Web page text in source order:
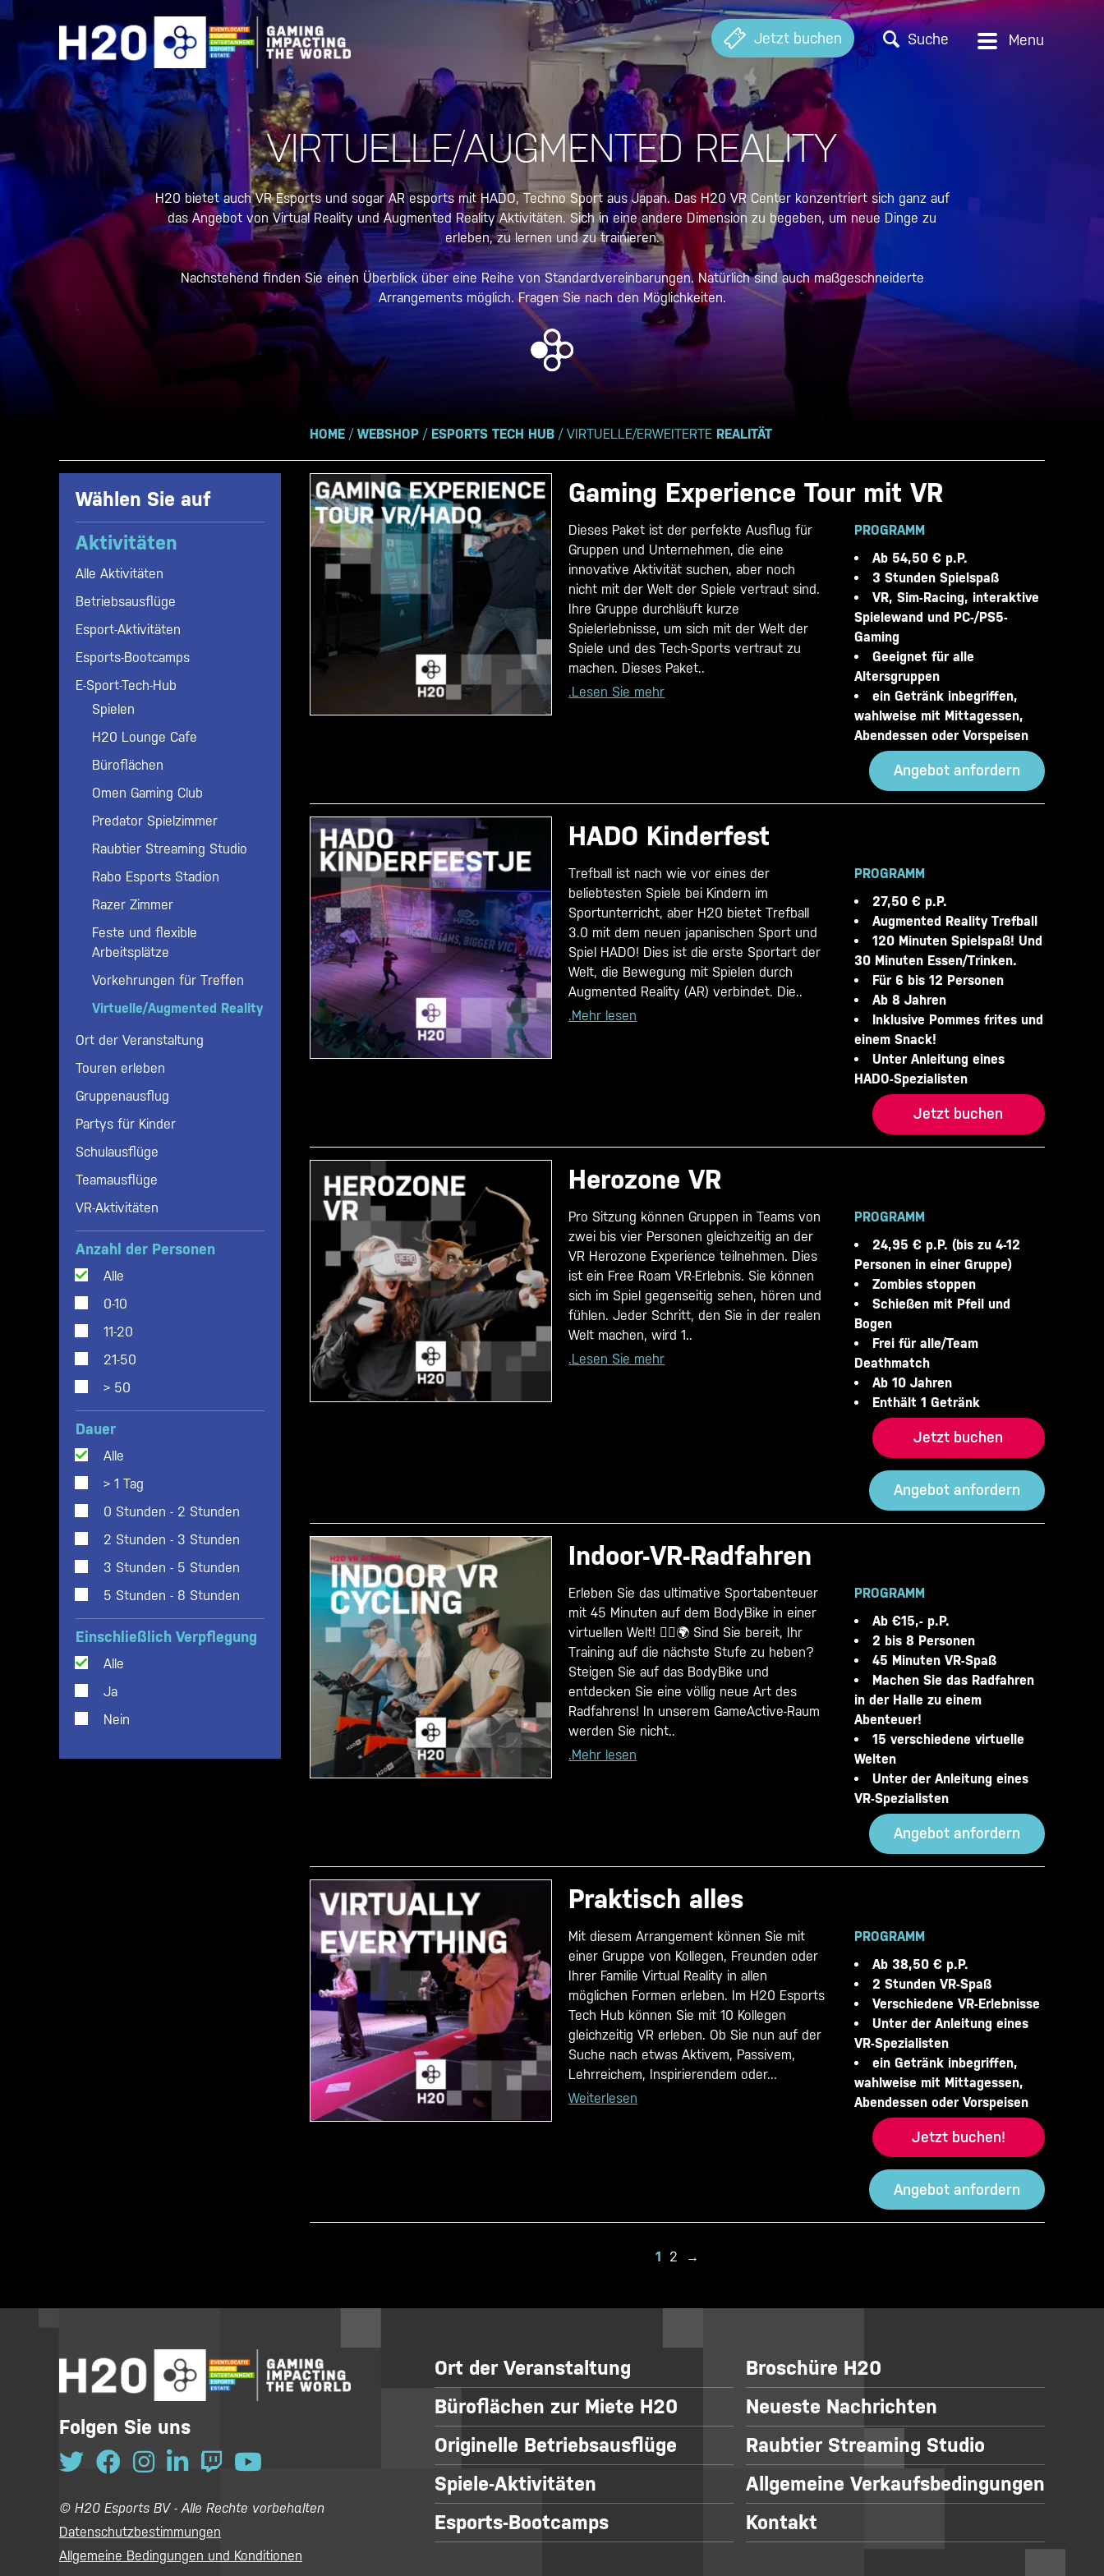
springen
Jetzt buchen Suche
VIRTUELLE/AUGMENTED REALITY
H20 bietet auch VR Esports und sogar AR esports mit HADO, Techno Sport aus Japan. Das H20 VR Center konzentriert sich ganz auf
das Angebot von Virtual Reality und Augmented Reality Aktivitäten. Sich in eine andere Dimension zu begeben, um neue Dinge zu
erleben, zu lernen und zu trainieren.
Nachstehend finden Sie einen Überblick über eine Reihe von Standardvereinbarungen. Natürlich sind auch maßgeschneiderte
Arrangements möglich. Fragen Sie nach den Möglichkeiten.
Wählen Sie auf
Aktivitäten
Alle Aktivitäten
Betriebsausflüge
Esport-Aktivitäten
Esports-Bootcamps
E-Sport-Tech-Hub
Spielen
H20 Lounge Cafe
Büroflächen
Omen Gaming Club
Predator Spielzimmer
Raubtier Streaming Studio
Rabo Esports Stadion
Razer Zimmer
Feste und flexible
Arbeitsplätze
Vorkehrungen für Treffen
Virtuelle/Augmented Reality
Ort der Veranstaltung
Kongress
Esports-Live-Turnier
Gala / Party
Spielstart
Spiele-Wettbewerb
Tag des Arbeitnehmers
TV-/Streaming-Produktionen
Touren erleben
Gruppenausflug
Partys für Kinder
Schulausflüge
Teamausflüge
VR-Aktivitäten
VR-Flucht Spiele
VR-Kinderpartys
Anzahl der Personen
Alle
0-10
11-20
21-50
> 50
Dauer
Alle
> 1 Tag
0 Stunden - 2 Stunden
2 Stunden - 3 Stunden
3 Stunden - 5 Stunden
5 Stunden - 8 Stunden
Einschließlich Verpflegung
Alle
Ja
Nein
HOME / WEBSHOP / ESPORTS TECH HUB / VIRTUELLE/ERWEITERTE REALITÄT
Gaming Experience Tour mit VR
Dieses Paket ist der perfekte Ausflug für
Gruppen und Unternehmen, die eine
innovative Aktivität suchen, aber noch
nicht mit der Welt der Spiele vertraut sind.
Ihre Gruppe durchläuft kurze
Spielerlebnisse, um sich mit der Welt der
Spiele und des Tech-Sports vertraut zu
machen. Dieses Paket..
.Lesen Sie mehr
PROGRAMM
Ab 54,50 € p.P.
3 Stunden Spielspaß
VR, Sim-Racing, interaktive
Spielewand und PC-/PS5-
Gaming
Geeignet für alle
Altersgruppen
ein Getränk inbegriffen,
wahlweise mit Mittagessen,
Abendessen oder Vorspeisen
Angebot anfordern
HADO Kinderfest
Trefball ist nach wie vor eines der
beliebtesten Spiele bei Kindern im
Sportunterricht, aber H20 bietet Trefball
3.0 mit dem neuen japanischen Sport und
Spiel HADO! Dies ist die erste Sportart der
Welt, die Bewegung mit Spielen durch
Augmented Reality (AR) verbindet. Die..
.Mehr lesen
PROGRAMM
27,50 € p.P.
Augmented Reality Trefball
120 Minuten Spielspaß! Und
30 Minuten Essen/Trinken.
Für 6 bis 12 Personen
Ab 8 Jahren
Inklusive Pommes frites und
einem Snack!
Unter Anleitung eines
HADO-Spezialisten
Jetzt buchen
Herozone VR
Pro Sitzung können Gruppen in Teams von
zwei bis vier Personen gleichzeitig an der
VR Herozone Experience teilnehmen. Dies
ist ein Free Roam VR-Erlebnis. Sie können
sich im Spiel gegenseitig sehen, hören und
fühlen. Jeder Schritt, den Sie in der realen
Welt machen, wird 1..
.Lesen Sie mehr
PROGRAMM
24,95 € p.P. (bis zu 4-12
Personen in einer Gruppe)
Zombies stoppen
Schießen mit Pfeil und
Bogen
Frei für alle/Team
Deathmatch
Ab 10 Jahren
Enthält 1 Getränk
Jetzt buchen
Angebot anfordern
Indoor-VR-Radfahren
Erleben Sie das ultimative Sportabenteuer
mit 45 Minuten auf dem BodyBike in einer
virtuellen Welt! 🚴‍♀️🌍 Sind Sie bereit, Ihr
Training auf die nächste Stufe zu heben?
Steigen Sie auf das BodyBike und
entdecken Sie eine völlig neue Art des
Radfahrens! In unserem GameActive-Raum
werden Sie nicht..
.Mehr lesen
PROGRAMM
Ab €15,- p.P.
2 bis 8 Personen
45 Minuten VR-Spaß
Machen Sie das Radfahren
in der Halle zu einem
Abenteuer!
15 verschiedene virtuelle
Welten
Unter der Anleitung eines
VR-Spezialisten
Angebot anfordern
Praktisch alles
Mit diesem Arrangement können Sie mit
einer Gruppe von Kollegen, Freunden oder
Ihrer Familie Virtual Reality in allen
möglichen Formen erleben. Im H20 Esports
Tech Hub können Sie mit 10 Kollegen
gleichzeitig VR erleben. Ob Sie nun auf der
Suche nach etwas Aktivem, Passivem,
Lehrreichem, Inspirierendem oder...
Weiterlesen
PROGRAMM
Ab 38,50 € p.P.
2 Stunden VR-Spaß
Verschiedene VR-Erlebnisse
Unter der Anleitung eines
VR-Spezialisten
ein Getränk inbegriffen,
wahlweise mit Mittagessen,
Abendessen oder Vorspeisen
Jetzt buchen!
Angebot anfordern
1 2 →
Folgen Sie uns
© H20 Esports BV - Alle Rechte vorbehalten
Datenschutzbestimmungen
Allgemeine Bedingungen und Konditionen
Ort der Veranstaltung
Büroflächen zur Miete H20
Originelle Betriebsausflüge
Spiele-Aktivitäten
Esports-Bootcamps
Broschüre H20
Neueste Nachrichten
Raubtier Streaming Studio
Allgemeine Verkaufsbedingungen
Kontakt